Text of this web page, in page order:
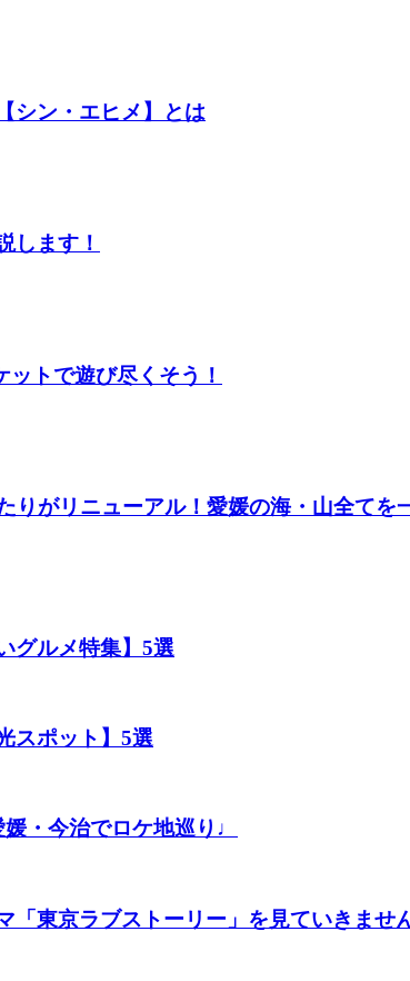
シン・エヒメ】とは
します！
トで遊び尽くそう！
りがリニューアル！愛媛の海・山全てを
グルメ特集】5選
スポット】5選
・今治でロケ地巡り♩
「東京ラブストーリー」を見ていきませ